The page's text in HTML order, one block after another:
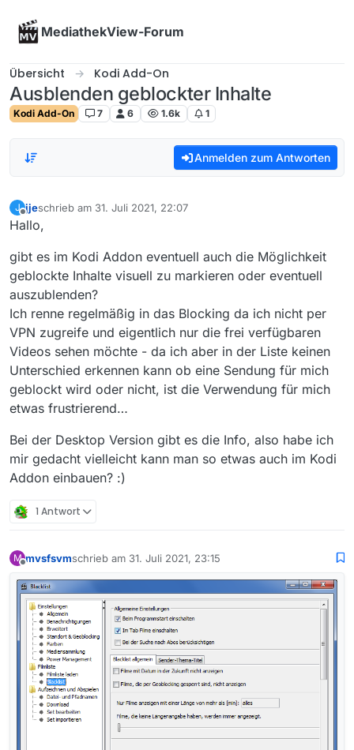
MediathekView-Forum
Übersicht Kodi Add-On
Ausblenden geblockter Inhalte
Kodi Add-On 7 6 1.6k 1
Anmelden zum Antworten
J
Offline
jjeschrieb am 31. Juli 2021, 22:07
zuletzt editiert von
Hallo,
gibt es im Kodi Addon eventuell auch die Möglichkeit
geblockte Inhalte visuell zu markieren oder eventuell
auszublenden?
Ich renne regelmäßig in das Blocking da ich nicht per
VPN zugreife und eigentlich nur die frei verfügbaren
Videos sehen möchte - da ich aber in der Liste keinen
Unterschied erkennen kann ob eine Sendung für mich
geblockt wird oder nicht, ist die Verwendung für mich
etwas frustrierend…
Bei der Desktop Version gibt es die Info, also habe ich
mir gedacht vielleicht kann man so etwas auch im Kodi
Addon einbauen? :)
1 Antwort
M mvsfsvmschrieb am 31. Juli 2021, 23:15
zuletzt editiert von